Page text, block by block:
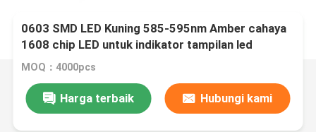
0603 SMD LED Kuning 585-595nm Amber cahaya
1608 chip LED untuk indikator tampilan led
MOQ：4000pcs
Harga terbaik Hubungi kami